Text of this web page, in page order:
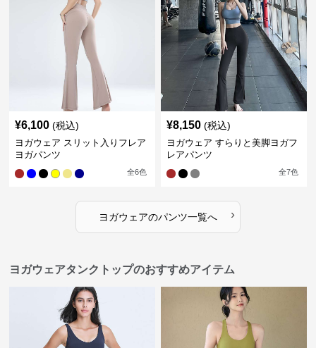
¥6,100 (税込)
ヨガウェア スリット入りフレア
ヨガパンツ
全6色
¥8,150 (税込)
ヨガウェア すらりと美脚ヨガフ
レアパンツ
全7色
ヨガウェアのパンツ一覧へ ›
ヨガウェアタンクトップのおすすめアイテム